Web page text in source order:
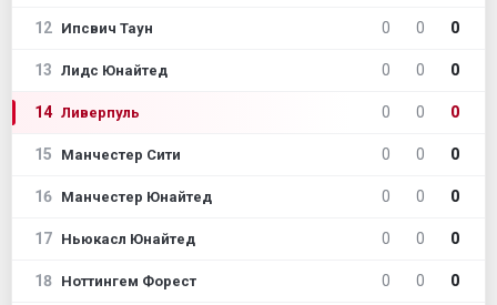
12 Ипсвич Таун 0 0 0
13 Лидс Юнайтед 0 0 0
14 Ливерпуль 0 0 0
15 Манчестер Сити 0 0 0
16 Манчестер Юнайтед 0 0 0
17 Ньюкасл Юнайтед 0 0 0
18 Ноттингем Форест 0 0 0